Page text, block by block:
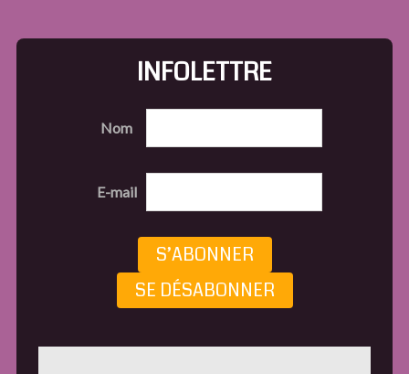
INFOLETTRE
Nom
E-mail
S’ABONNER
SE DÉSABONNER